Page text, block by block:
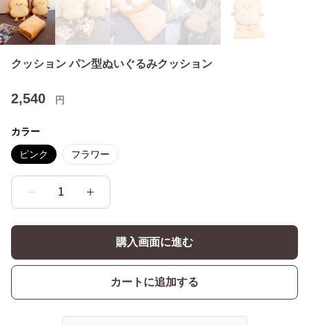
クッション パン型ぬいぐるみクッション
2,540 円
カラー
ピンク フラワー
1
購入画面に進む
カートに追加する